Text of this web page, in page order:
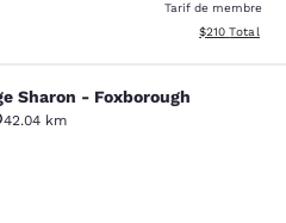
Tarif de membre
Afficher les
$210 Total
- Foxborough
Sharon - Foxborough
42.04 km
536 commentaires